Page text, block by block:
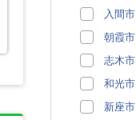
入間市
朝霞市
志木市
和光市
新座市